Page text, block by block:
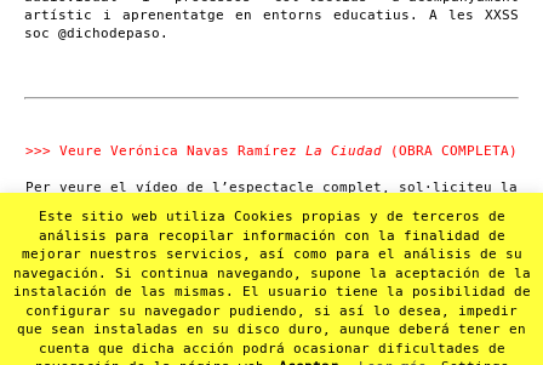
artístic i aprenentatge en entorns educatius. A les XXSS
soc @dichodepaso.
>>> Veure Verónica Navas Ramírez La Ciudad (OBRA COMPLETA)
Per veure el vídeo de l’espectacle complet, sol·liciteu la
anticteatre@anticteatre.com
.
Visualització reservada a professionals.
Este sitio web utiliza Cookies propias y de terceros de
análisis para recopilar información con la finalidad de
mejorar nuestros servicios, así como para el análisis de su
navegación. Si continua navegando, supone la aceptación de la
instalación de las mismas. El usuario tiene la posibilidad de
configurar su navegador pudiendo, si así lo desea, impedir
que sean instaladas en su disco duro, aunque deberá tener en
cuenta que dicha acción podrá ocasionar dificultades de